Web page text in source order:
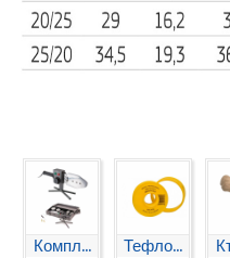
Компл... Тефло...